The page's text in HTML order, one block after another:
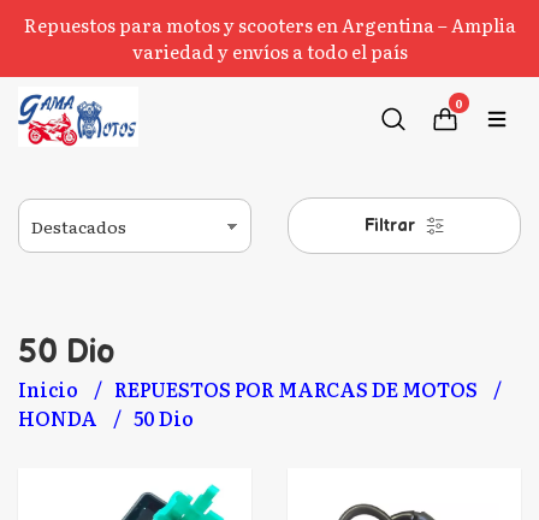
Repuestos para motos y scooters en Argentina – Amplia
variedad y envíos a todo el país
0
Filtrar
50 Dio
Inicio
REPUESTOS POR MARCAS DE MOTOS
HONDA
50 Dio